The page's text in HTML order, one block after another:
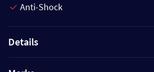
Anti-Shock
Details